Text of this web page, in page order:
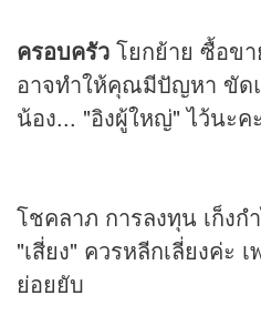
ครอบครัว โยกย้าย ซื้อข
อาจทำให้คุณมีปัญหา ขัด
น้อง... "อิงผู้ใหญ่" ไว้นะ
โชคลาภ การลงทุน เก็งก
"เสี่ยง" ควรหลีกเลี่ยงค่ะ
ย่อยยับ